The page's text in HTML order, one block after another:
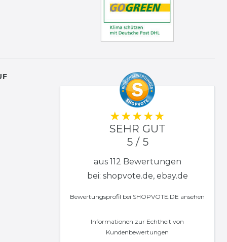
SEHR GUT
5 / 5
aus 112 Bewertungen
bei: shopvote.de, ebay.de
Bewertungsprofil bei SHOPVOTE.DE ansehen
Informationen zur Echtheit von
Kundenbewertungen